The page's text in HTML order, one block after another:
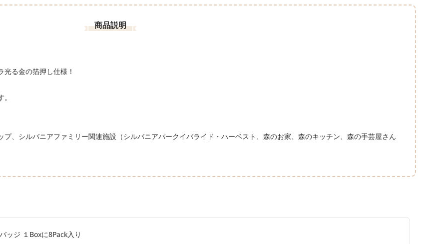
商品説明
る金の箔押し仕様！
プ、シルバニアファミリー関連施設（シルバニアパークイバライド・ハーベスト、森のお家、森のキッチン、森の手芸屋さん
ッジ １Boxに8Pack入り